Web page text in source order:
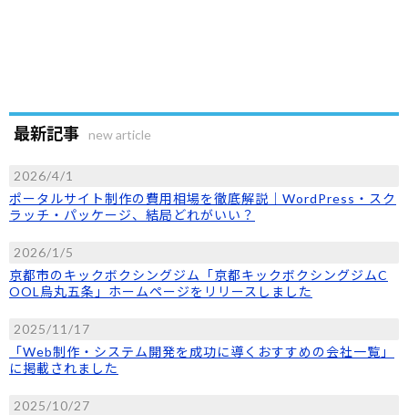
最新記事 new article
2026/4/1
ポータルサイト制作の費用相場を徹底解説｜WordPress・スク
ラッチ・パッケージ、結局どれがいい？
2026/1/5
京都市のキックボクシングジム「京都キックボクシングジムC
OOL烏丸五条」ホームページをリリースしました
2025/11/17
「Web制作・システム開発を成功に導くおすすめの会社一覧」
に掲載されました
2025/10/27